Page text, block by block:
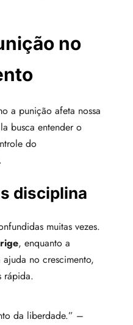
no
a punição afeta nossa
busca entender o
do
.
disciplina
muitas vezes.
, enquanto a
no crescimento,
rápida.
da liberdade.” –